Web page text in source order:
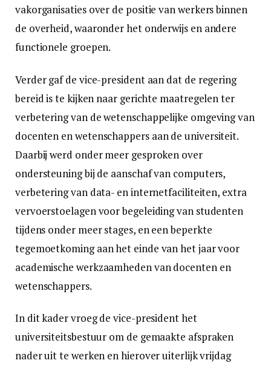
vakorganisaties over de positie van werkers binnen
de overheid, waaronder het onderwijs en andere
functionele groepen.
Verder gaf de vice-president aan dat de regering
bereid is te kijken naar gerichte maatregelen ter
verbetering van de wetenschappelijke omgeving van
docenten en wetenschappers aan de universiteit.
Daarbij werd onder meer gesproken over
ondersteuning bij de aanschaf van computers,
verbetering van data- en internetfaciliteiten, extra
vervoerstoelagen voor begeleiding van studenten
tijdens onder meer stages, en een beperkte
tegemoetkoming aan het einde van het jaar voor
academische werkzaamheden van docenten en
wetenschappers.
In dit kader vroeg de vice-president het
universiteitsbestuur om de gemaakte afspraken
nader uit te werken en hierover uiterlijk vrijdag